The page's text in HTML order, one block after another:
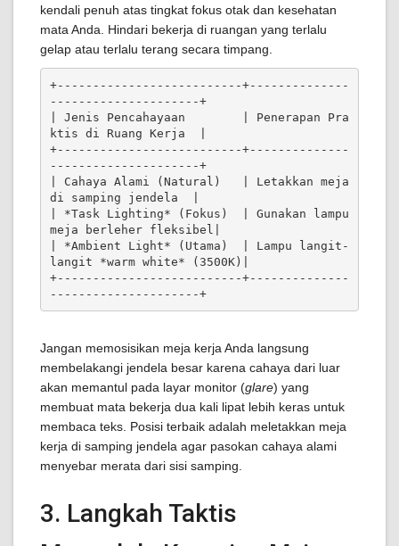
kendali penuh atas tingkat fokus otak dan kesehatan
mata Anda. Hindari bekerja di ruangan yang terlalu
gelap atau terlalu terang secara timpang.
+--------------------------+--------------
---------------------+
| Jenis Pencahayaan        | Penerapan Pra
ktis di Ruang Kerja  |
+--------------------------+--------------
---------------------+
| Cahaya Alami (Natural)   | Letakkan meja
di samping jendela  |
| *Task Lighting* (Fokus)  | Gunakan lampu
meja berleher fleksibel|
| *Ambient Light* (Utama)  | Lampu langit-
langit *warm white* (3500K)|
+--------------------------+--------------
---------------------+
Jangan memosisikan meja kerja Anda langsung
membelakangi jendela besar karena cahaya dari luar
akan memantul pada layar monitor (glare) yang
membuat mata bekerja dua kali lipat lebih keras untuk
membaca teks. Posisi terbaik adalah meletakkan meja
kerja di samping jendela agar pasokan cahaya alami
menyebar merata dari sisi samping.
3. Langkah Taktis